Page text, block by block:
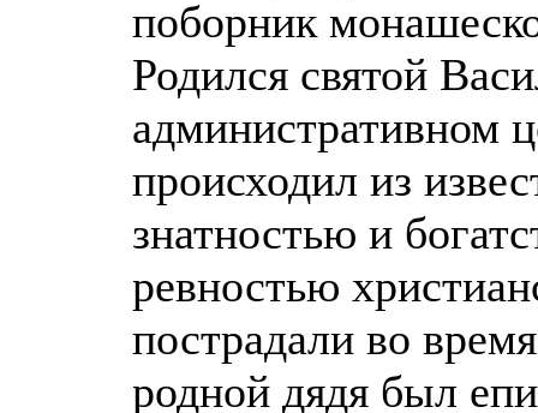
поборник
Родился святой
административном
происходил из
знатностью и
ревностью
пострадали во
родной дядя был